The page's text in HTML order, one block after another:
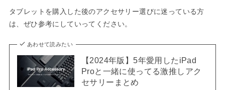
タブレットを購入した後のアクセサリー選びに迷っている方
は、ぜひ参考にしていってください。
あわせて読みたい
【2024年版】5年愛用したiPad
Proと一緒に使ってる激推しアク
セサリーまとめ